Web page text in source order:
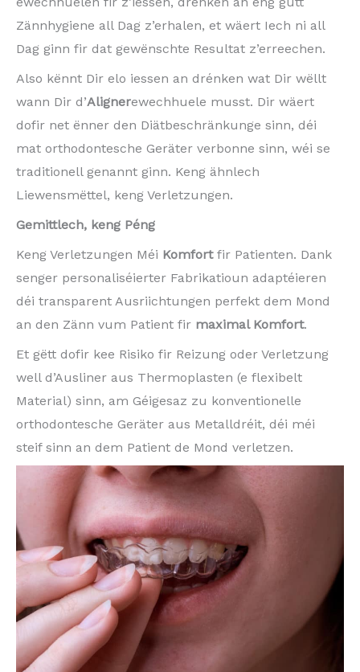
Zännhygiene all Dag z’erhalen, et wäert Iech ni all
Dag ginn fir dat gewënschte Resultat z’erreechen.
Also kënnt Dir elo iessen an drénken wat Dir wëllt
wann Dir d’Alignerewechhuele musst. Dir wäert
dofir net ënner den Diätbeschränkunge sinn, déi
mat orthodontesche Geräter verbonne sinn, wéi se
traditionell genannt ginn. Keng ähnlech
Liewensmëttel, keng Verletzungen.
Gemittlech, keng Péng
Keng Verletzungen Méi Komfortfir Patienten. Dank
senger personaliséierter Fabrikatioun adaptéieren
déi transparent Ausriichtungen perfekt dem Mond
an den Zänn vum Patient fir maximal Komfort.
Et gëtt dofir kee Risiko fir Reizung oder Verletzung
well d’Ausliner aus Thermoplasten (e flexibelt
Material) sinn, am Géigesaz zu konventionelle
orthodontesche Geräter aus Metalldréit, déi méi
steif sinn an dem Patient de Mond verletzen.